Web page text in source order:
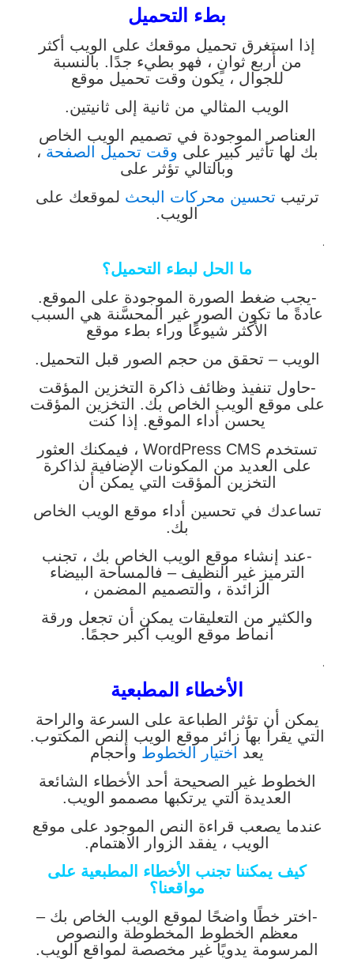
بطء التحميل
إذا استغرق تحميل موقعك على الويب أكثر
من أربع ثوانٍ ، فهو بطيء جدًا. بالنسبة
للجوال ، يكون وقت تحميل موقع
الويب المثالي من ثانية إلى ثانيتين.
العناصر الموجودة في تصميم الويب الخاص
بك لها تأثير كبير على وقت تحميل الصفحة ،
وبالتالي تؤثر على
ترتيب تحسين محركات البحث لموقعك على
الويب.
.
ما الحل لبطء التحميل؟
-يجب ضغط الصورة الموجودة على الموقع.
عادةً ما تكون الصور غير المحسَّنة هي السبب
الأكثر شيوعًا وراء بطء موقع
الويب – تحقق من حجم الصور قبل التحميل.
-حاول تنفيذ وظائف ذاكرة التخزين المؤقت
على موقع الويب الخاص بك. التخزين المؤقت
يحسن أداء الموقع. إذا كنت
تستخدم WordPress CMS ، فيمكنك العثور
على العديد من المكونات الإضافية لذاكرة
التخزين المؤقت التي يمكن أن
تساعدك في تحسين أداء موقع الويب الخاص
بك.
-عند إنشاء موقع الويب الخاص بك ، تجنب
الترميز غير النظيف – فالمساحة البيضاء
الزائدة ، والتصميم المضمن ،
والكثير من التعليقات يمكن أن تجعل ورقة
أنماط موقع الويب أكبر حجمًا.
.
الأخطاء المطبعية
يمكن أن تؤثر الطباعة على السرعة والراحة
التي يقرأ بها زائر موقع الويب النص المكتوب.
يعد
اختيار الخطوط وأحجام
الخطوط غير الصحيحة أحد الأخطاء الشائعة
العديدة التي يرتكبها مصممو الويب.
عندما يصعب قراءة النص الموجود على موقع
الويب ، يفقد الزوار الاهتمام.
كيف يمكننا تجنب الأخطاء المطبعية على
مواقعنا؟
-اختر خطًا واضحًا لموقع الويب الخاص بك –
معظم الخطوط المخطوطة والنصوص
المرسومة يدويًا غير مخصصة لمواقع الويب.